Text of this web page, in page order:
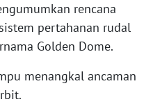
rencana
pertahanan rudal
Golden Dome.
menangkal ancaman